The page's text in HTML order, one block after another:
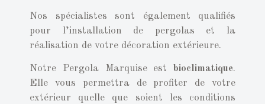
Nos spécialistes sont également qualifiés
pour l’installation de pergolas et la
réalisation de votre décoration extérieure.
Notre Pergola Marquise est bioclimatique.
Elle vous permettra de profiter de votre
extérieur quelle que soient les conditions